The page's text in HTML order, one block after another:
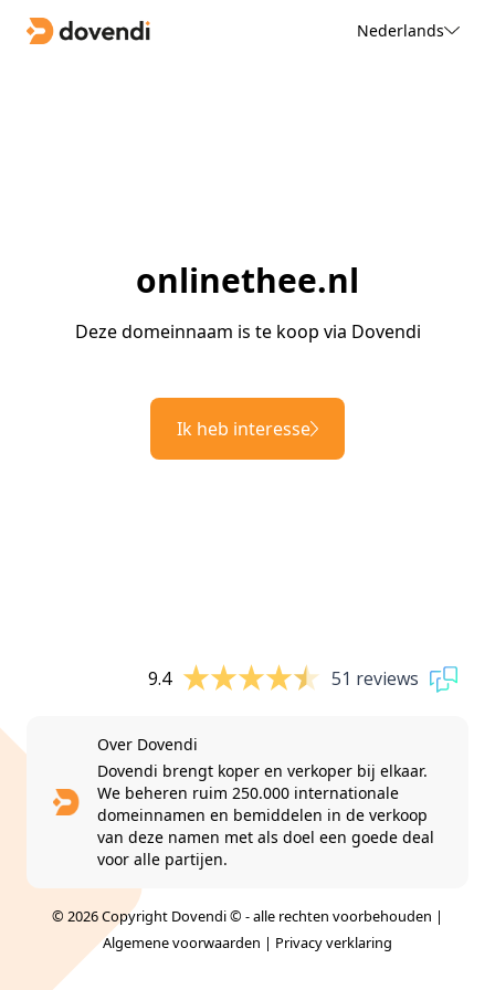
Nederlands
onlinethee.nl
Deze domeinnaam is te koop via Dovendi
Ik heb interesse
9.4 51 reviews
Over Dovendi
Dovendi brengt koper en verkoper bij elkaar.
We beheren ruim 250.000 internationale
domeinnamen en bemiddelen in de verkoop
van deze namen met als doel een goede deal
voor alle partijen.
© 2026 Copyright Dovendi © - alle rechten voorbehouden |
Algemene voorwaarden | Privacy verklaring